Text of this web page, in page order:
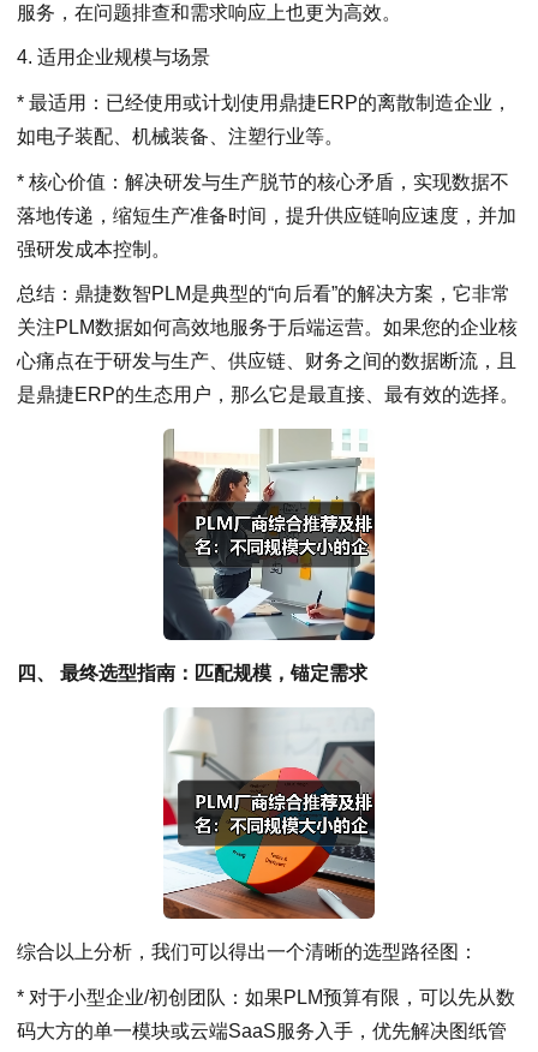
服务，在问题排查和需求响应上也更为高效。
4. 适用企业规模与场景
* 最适用：已经使用或计划使用鼎捷ERP的离散制造企业，
如电子装配、机械装备、注塑行业等。
* 核心价值：解决研发与生产脱节的核心矛盾，实现数据不
落地传递，缩短生产准备时间，提升供应链响应速度，并加
强研发成本控制。
总结：鼎捷数智PLM是典型的“向后看”的解决方案，它非常
关注PLM数据如何高效地服务于后端运营。如果您的企业核
心痛点在于研发与生产、供应链、财务之间的数据断流，且
是鼎捷ERP的生态用户，那么它是最直接、最有效的选择。
四、 最终选型指南：匹配规模，锚定需求
综合以上分析，我们可以得出一个清晰的选型路径图：
* 对于小型企业/初创团队：如果PLM预算有限，可以先从数
码大方的单一模块或云端SaaS服务入手，优先解决图纸管